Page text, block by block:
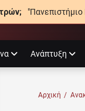
Ανάπτυξη
Αρχική /